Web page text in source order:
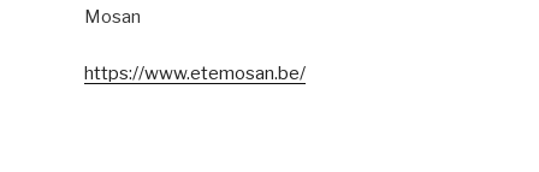
Mosan
https://www.etemosan.be/